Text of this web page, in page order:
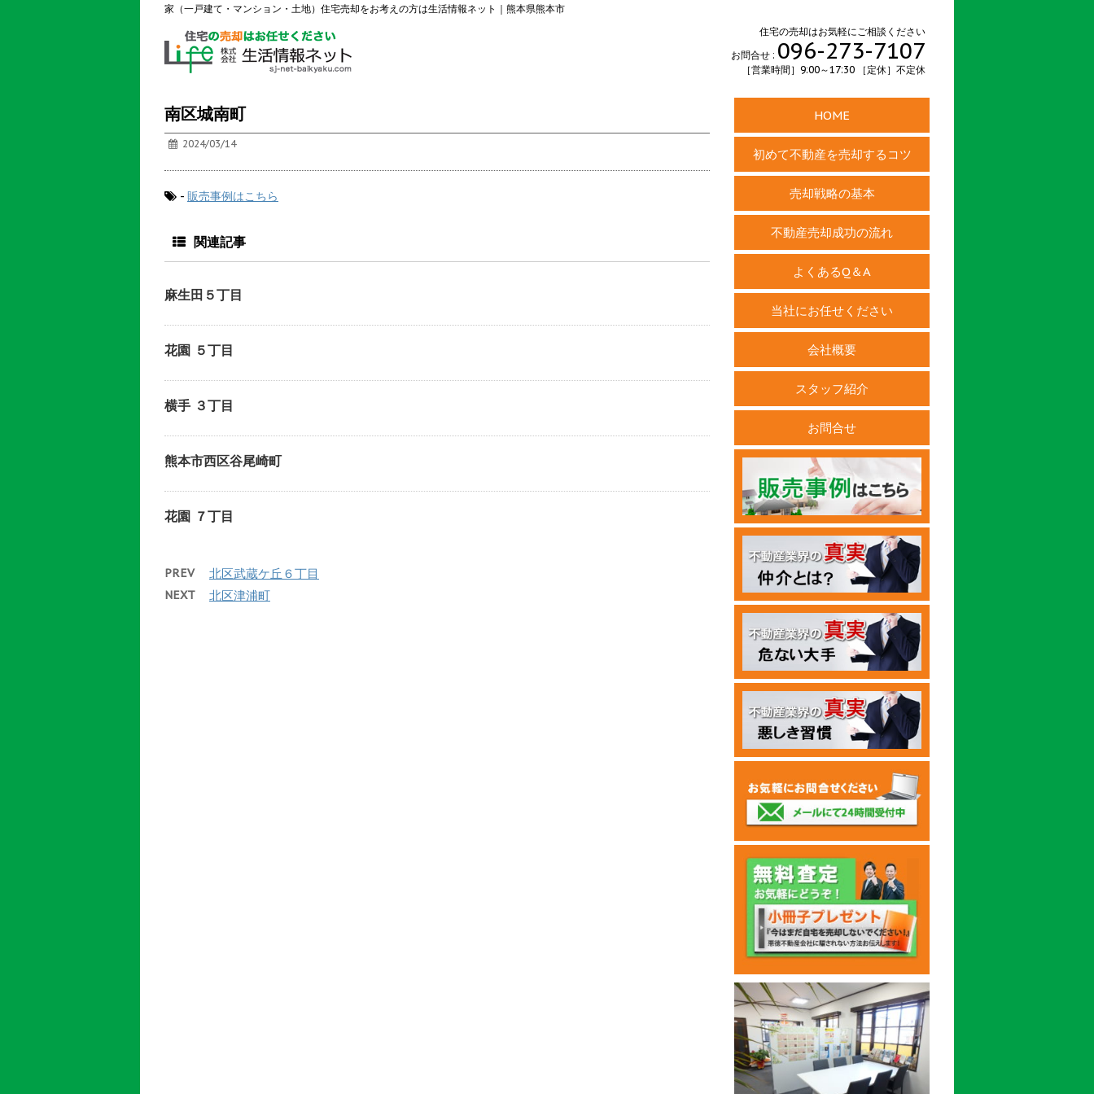
家（一戸建て・マンション・土地）住宅売却をお考えの方は生活情報ネット｜熊本県熊本市
住宅の売却はお気軽にご相談ください
お問合せ : 096-273-7107
［営業時間］9:00～17:30 ［定休］不定休
南区城南町
2024/03/14
- 販売事例はこちら
関連記事
麻生田５丁目
花園 ５丁目
横手 ３丁目
熊本市西区谷尾崎町
花園 ７丁目
PREV 北区武蔵ケ丘６丁目
NEXT 北区津浦町
HOME
初めて不動産を売却するコツ
売却戦略の基本
不動産売却成功の流れ
よくあるQ＆A
当社にお任せください
会社概要
スタッフ紹介
お問合せ